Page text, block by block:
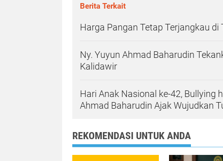
Berita Terkait
Harga Pangan Tetap Terjangkau
Ny. Yuyun Ahmad Baharudin
Kalidawir
Hari Anak Nasional ke-42, Bullying
Ahmad Baharudin Ajak Wujudkan
REKOMENDASI UNTUK ANDA